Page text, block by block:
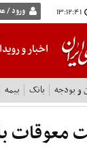
13:12:41 ورود /
اخبار و
و بودجه بانک بیمه
معوقات